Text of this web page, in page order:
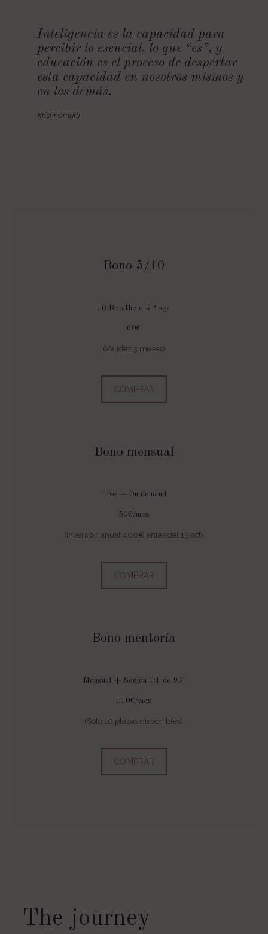
Inteligencia es la capacidad para
percibir lo esencial, lo que “es”, y
educación es el proceso de despertar
esta capacidad en nosotros mismos y
en los demás.
Krishnamurti
Bono 5/10
10 Breathe o 5 Yoga
60€
(Validez 3 meses)
COMPRAR
Bono mensual
Live + On demand
50€/mes
(Inversión anual 400€ antes del 15 oct)
COMPRAR
Bono mentoría
Mensual + Sesión 1:1 de 90′
110€/mes
(Solo 10 plazas disponibles)
COMPRAR
The journey